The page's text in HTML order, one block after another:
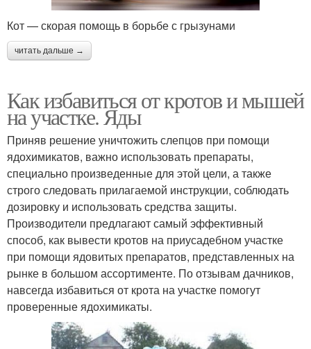
Кот — скорая помощь в борьбе с грызунами
читать дальше →
Как избавиться от кротов и мышей
на участке. Яды
Приняв решение уничтожить слепцов при помощи
ядохимикатов, важно использовать препараты,
специально произведенные для этой цели, а также
строго следовать прилагаемой инструкции, соблюдать
дозировку и использовать средства защиты.
Производители предлагают самый эффективный
способ, как вывести кротов на приусадебном участке
при помощи ядовитых препаратов, представленных на
рынке в большом ассортименте. По отзывам дачников,
навсегда избавиться от крота на участке помогут
проверенные ядохимикаты.